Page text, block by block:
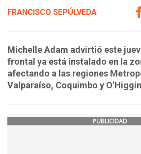
FRANCISCO SEPÚLVEDA
Michelle Adam advirtió este
frontal ya está instalado en la
afectando a las regiones
Valparaíso, Coquimbo y
PUBLICIDAD